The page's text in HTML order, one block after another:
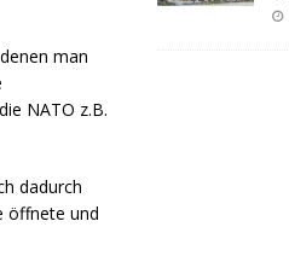
man
NATO z.B.
dadurch
öffnete und